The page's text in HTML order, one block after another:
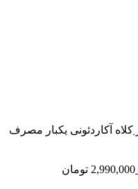
کلاه آکاردئونی یکبار مصرف
2,990,000 تومان